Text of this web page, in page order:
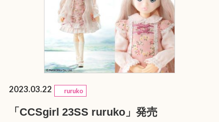
2023.03.22 ruruko
「CCSgirl 23SS ruruko」発売